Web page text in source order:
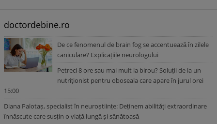
doctordebine.ro
De ce fenomenul de brain fog se accentuează în zilele
caniculare? Explicațiile neurologului
Petreci 8 ore sau mai mult la birou? Soluții de la un
nutriționist pentru oboseala care apare în jurul orei
15:00
Diana Palotaș, specialist în neuroștiințe: Deținem abilități extraordinare
înnăscute care susțin o viață lungă și sănătoasă